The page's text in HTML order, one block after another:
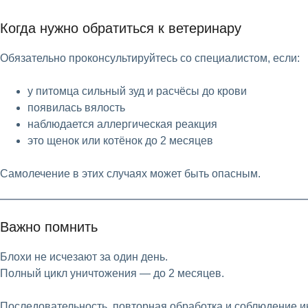
Когда нужно обратиться к ветеринару
Обязательно проконсультируйтесь со специалистом, если:
у питомца сильный зуд и расчёсы до крови
появилась вялость
наблюдается аллергическая реакция
это щенок или котёнок до 2 месяцев
Самолечение в этих случаях может быть опасным.
Важно помнить
Блохи не исчезают за один день.
Полный цикл уничтожения — до 2 месяцев.